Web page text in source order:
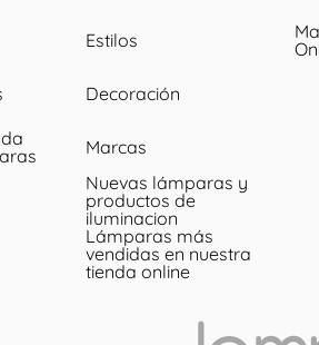
Estilos
Decoración
Marcas
Nuevas lámparas y
productos de
iluminacion
Lámparas más
vendidas en nuestra
tienda online